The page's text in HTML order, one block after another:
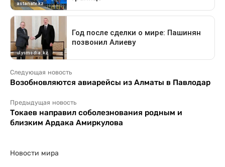
Следующая новость
Возобновляются авиарейсы из Алматы в Павлодар
Предыдущая новость
Токаев направил соболезнования родным и
близким Ардака Амиркулова
Новости мира